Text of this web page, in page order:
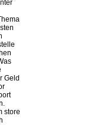
Geld
store